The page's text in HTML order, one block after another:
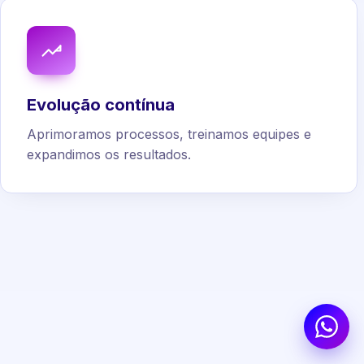
Evolução contínua
Aprimoramos processos, treinamos equipes e
expandimos os resultados.